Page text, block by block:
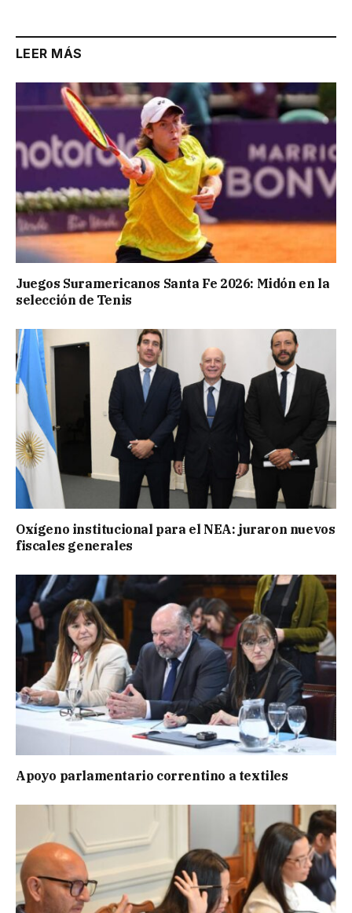
LEER MÁS
Juegos Suramericanos Santa Fe 2026: Midón en la
selección de Tenis
Oxígeno institucional para el NEA: juraron nuevos
fiscales generales
Apoyo parlamentario correntino a textiles